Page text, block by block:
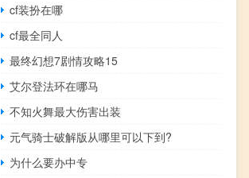
cf装扮在哪
cf最全同人
最终幻想7剧情攻略15
艾尔登法环在哪马
不知火舞最大伤害出装
元气骑士破解版从哪里可以下到?
为什么要办中专